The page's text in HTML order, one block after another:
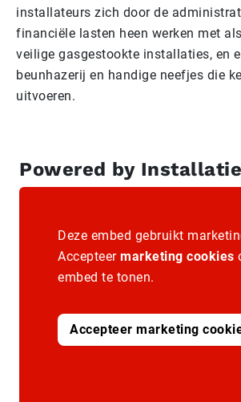
installateurs zich door de
financiële lasten heen werken met
veilige gasgestookte installaties, en
beunhazerij en handige neefjes die
uitvoeren.
Powered by
Deze embed gebruikt
Accepteer marketing cookies
embed te tonen.
Accepteer marketing